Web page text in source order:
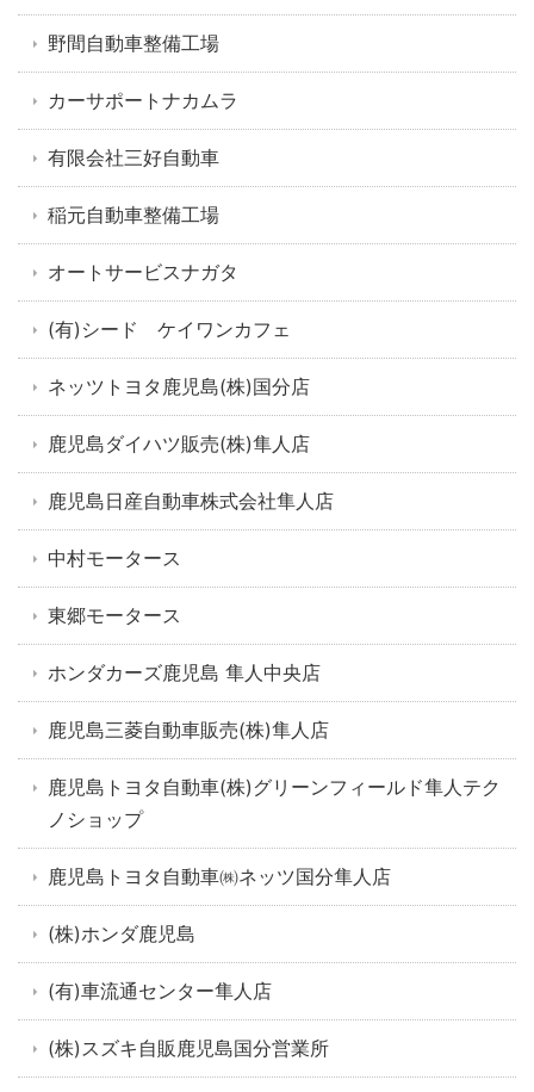
野間自動車整備工場
カーサポートナカムラ
有限会社三好自動車
稲元自動車整備工場
オートサービスナガタ
(有)シード ケイワンカフェ
ネッツトヨタ鹿児島(株)国分店
鹿児島ダイハツ販売(株)隼人店
鹿児島日産自動車株式会社隼人店
中村モータース
東郷モータース
ホンダカーズ鹿児島 隼人中央店
鹿児島三菱自動車販売(株)隼人店
鹿児島トヨタ自動車(株)グリーンフィールド隼人テク
ノショップ
鹿児島トヨタ自動車㈱ネッツ国分隼人店
(株)ホンダ鹿児島
(有)車流通センター隼人店
(株)スズキ自販鹿児島国分営業所